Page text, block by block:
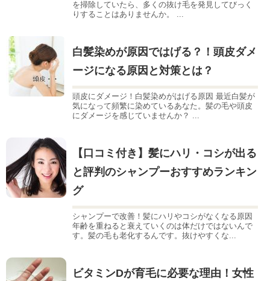
を掃除していたら、多くの抜け毛を発見してびっく
りすることはありませんか。 ...
白髪染めが原因ではげる？！頭皮ダメ
ージになる原因と対策とは？
頭皮にダメージ！白髪染めがはげる原因 最近白髪が
気になって頻繁に染めているあなた。髪の毛や頭皮
にダメージを感じていませんか？ ...
【口コミ付き】髪にハリ・コシが出る
と評判のシャンプーおすすめランキン
グ
シャンプーで改善！髪にハリやコシがなくなる原因
年齢を重ねると衰えていくのは体だけではないんで
す。髪の毛も老化するんです。抜けやすくな...
ビタミンDが育毛に必要な理由！女性